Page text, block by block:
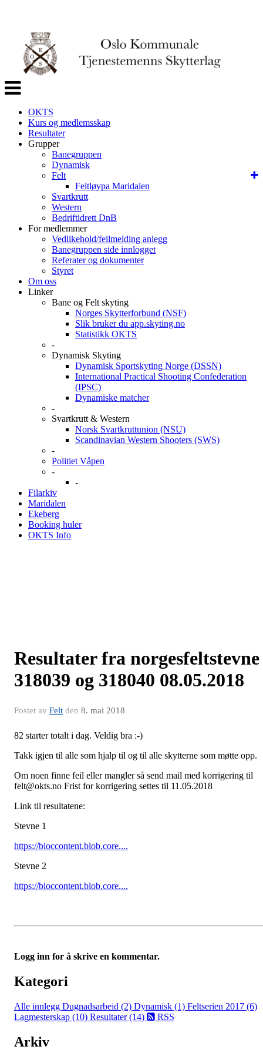
Veksle
navigasjon
OKTS
Kurs og medlemsskap
Resultater
Grupper
Banegruppen
Dynamisk
Felt
Feltløypa Maridalen
Svartkrutt
Western
Bedriftidrett DnB
For medlemmer
Vedlikehold/feilmelding anlegg
Banegruppen side innlogget
Referater og dokumenter
Styret
Om oss
Linker
Bane og Felt skyting
Norges Skytterforbund (NSF)
Slik bruker du app.skyting.no
Statistikk OKTS
-
Dynamisk Skyting
Dynamisk Sportskyting Norge (DSSN)
International Practical Shooting Confederation
(IPSC)
Dynamiske matcher
-
Svartkrutt & Western
Norsk Svartkruttunion (NSU)
Scandinavian Western Shooters (SWS)
-
Politiet Våpen
-
-
Filarkiv
Maridalen
Ekeberg
Booking huler
OKTS Info
Resultater fra norgesfeltstevne
318039 og 318040 08.05.2018
Postet av Felt den 8. mai 2018
82 starter totalt i dag. Veldig bra :-)
Takk igjen til alle som hjalp til og til alle skytterne som møtte opp.
Om noen finne feil eller mangler så send mail med korrigering til
felt@okts.no Frist for korrigering settes til 11.05.2018
Link til resultatene:
Stevne 1
https://bloccontent.blob.core....
Stevne 2
https://bloccontent.blob.core....
Logg inn for å skrive en kommentar.
Kategori
Alle innlegg Dugnadsarbeid (2) Dynamisk (1) Feltserien 2017 (6)
Lagmesterskap (10) Resultater (14) RSS
Arkiv